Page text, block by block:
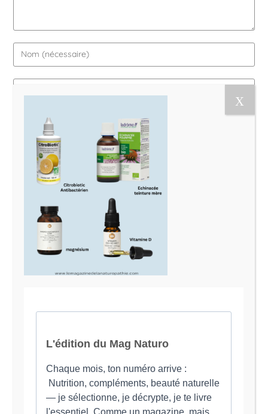
Le Magazine Naturo
Je suis Evy, Naturopathe spécialisée dans
l’accompagnement des femmes en préménopause et
ménopause